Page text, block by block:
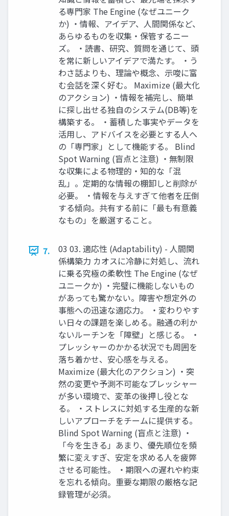
る専門家 The Engine (なぜユニーク
か) ・情報、アイデア、人間関係など、
あらゆるものを収集・保管するニー
ズ。 ・読書、研究、質問を通じて、頭
を常に新しいアイデアで満たす。 ・う
わさ話よりも、理論や概念、示唆に富
む会話を深く好む。 Maximize (最大化
のアクション) ・情報を補完し、簡単
に探し出せる独自のシステム(DB等)を
構築する。 ・蓄積した事実やデータを
活用し、アドバイスを必要とする人へ
の「専門家」として機能する。 Blind
Spot Warning (盲点と注意) ・無制限
な収集による物理的・知的な「混
乱」。定期的な情報の棚卸しと削除が
必要。 ・情報を与えすぎて他者を圧倒
する傾向。共有する前に「最も有意義
なもの」を厳選すること。
7.
03 03. 適応性 (Adaptability) - 人間関
係構築力 カオスに冷静に対処し、流れ
に乗る究極の柔軟性 The Engine (なぜ
ユニークか) ・完璧に機能しないもの
があっても驚かない。障害や想定外の
事態への迅速な適応力。 ・変わりやす
い日々の課題を楽しめる。融通の利か
ないルーチンを「障壁」と感じる。 ・
プレッシャーのかかる状況でも周囲を
落ち着かせ、安心感を与える。
Maximize (最大化のアクション) ・突
然の変更や予測不可能なプレッシャー
が多い環境で、変革の後押し役とな
る。 ・ストレスに対処する生産的な新
しいアプローチをチームに提供する。
Blind Spot Warning (盲点と注意) ・
「今を生きる」あまり、優先順位を頻
繁に変えすぎ、安定を求める人を疲弊
させる可能性。 ・期限への遅れや約束
を忘れる傾向。重要な期限の厳格な記
録管理が必須。